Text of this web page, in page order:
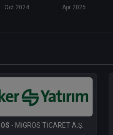
Oct 2024 Apr 2025
- MİGROS TİCARET A.Ş.